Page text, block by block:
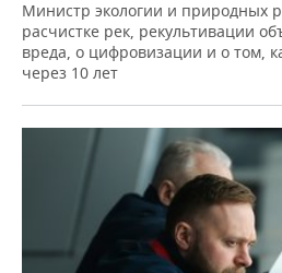
Министр экологии и природных
расчистке рек, рекультивации
вреда, о цифровизации и о том,
через 10 лет